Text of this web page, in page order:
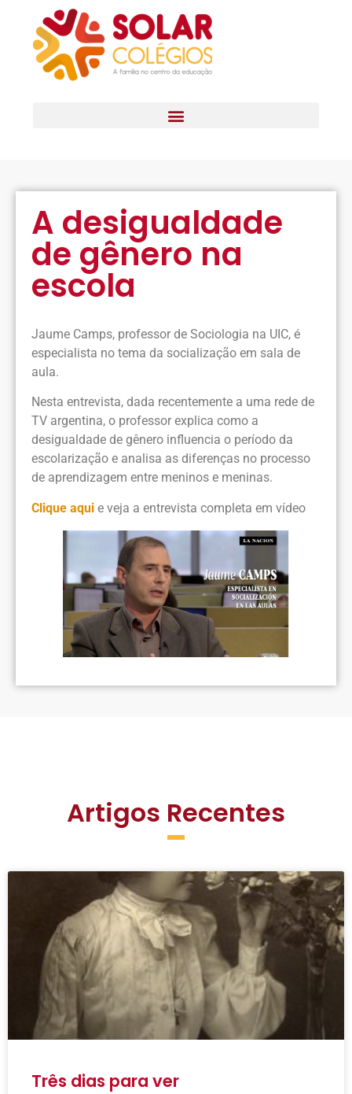
A desigualdade
de gênero na
escola
Jaume Camps, professor de Sociologia na UIC, é
especialista no tema da socialização em sala de
aula.
Nesta entrevista, dada recentemente a uma rede de
TV argentina, o professor explica como a
desigualdade de gênero influencia o período da
escolarização e analisa as diferenças no processo
de aprendizagem entre meninos e meninas.
Clique aqui e veja a entrevista completa em vídeo
Artigos Recentes
Três dias para ver